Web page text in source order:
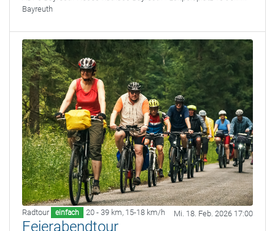
Bayreuth
Radtour einfach 20 - 39 km, 15-18 km/h Mi. 18. Feb. 2026 17:00
Feierabendtour